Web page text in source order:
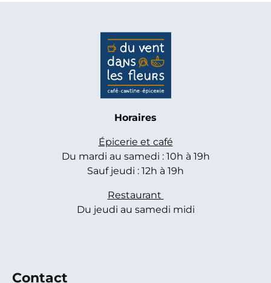
Horaires
Épicerie et café
Du mardi au samedi : 10h à 19h
Sauf jeudi : 12h à 19h
Restaurant
Du jeudi au samedi midi
Contact